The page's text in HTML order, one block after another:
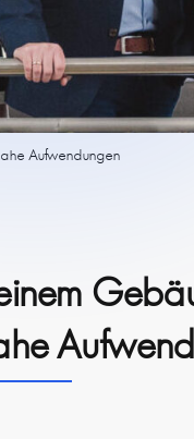
Aufwendungen